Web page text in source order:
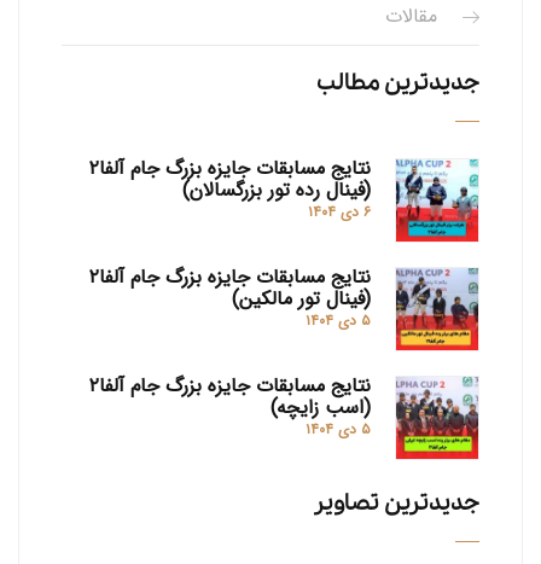
مقالات
جدیدترین مطالب
نتایج مسابقات جایزه بزرگ جام آلفا۲
(فینال رده تور بزرگسالان)
۶ دی ۱۴۰۴
نتایج مسابقات جایزه بزرگ جام آلفا۲
(فینال تور مالکین)
۵ دی ۱۴۰۴
نتایج مسابقات جایزه بزرگ جام آلفا۲
(اسب زایچه)
۵ دی ۱۴۰۴
جدیدترین تصاویر